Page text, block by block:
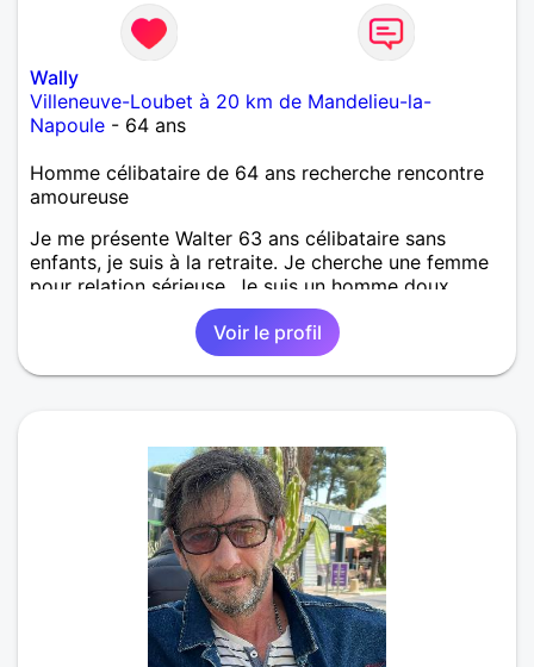
Wally
Villeneuve-Loubet à 20 km de Mandelieu-la-
Napoule - 64 ans
Homme célibataire de 64 ans recherche rencontre
amoureuse
Je me présente Walter 63 ans célibataire sans
enfants, je suis à la retraite. Je cherche une femme
pour relation sérieuse. Je suis un homme doux,
calme, sérieux. Je désire partager des moments de
complicité à 2. Venez me découvrir.
Voir le profil